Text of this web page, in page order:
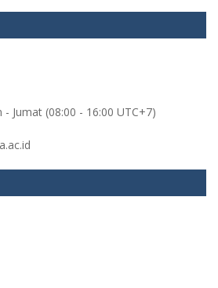
Jumat (08:00 - 16:00 UTC+7)